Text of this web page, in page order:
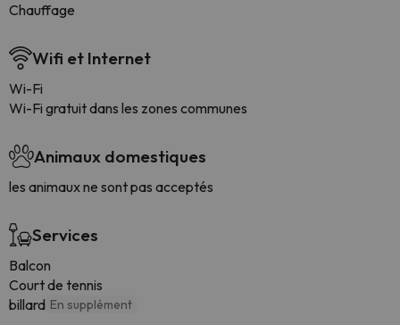
Chauffage
Wifi et Internet
Wi-Fi
Wi-Fi gratuit dans les zones communes
Animaux domestiques
les animaux ne sont pas acceptés
Services
Balcon
Court de tennis
billard En supplément